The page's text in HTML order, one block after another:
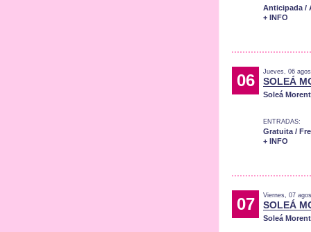
Anticipada /
+ INFO
06 Jueves, 06
SOLEÁ
Soleá
ENTRADAS:
Gratuita /
+ INFO
07 Viernes, 07
SOLEÁ
Soleá